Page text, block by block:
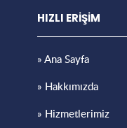
HIZLI ERİŞİM
» Ana Sayfa
» Hakkımızda
» Hizmetlerimiz